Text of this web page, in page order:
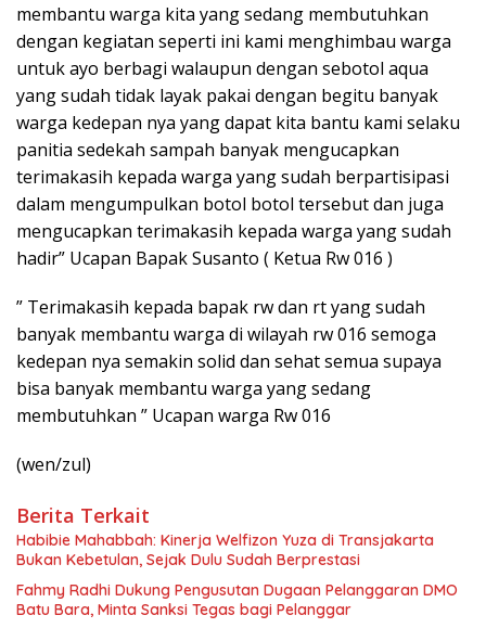
membantu warga kita yang sedang membutuhkan
dengan kegiatan seperti ini kami menghimbau warga
untuk ayo berbagi walaupun dengan sebotol aqua
yang sudah tidak layak pakai dengan begitu banyak
warga kedepan nya yang dapat kita bantu kami selaku
panitia sedekah sampah banyak mengucapkan
terimakasih kepada warga yang sudah berpartisipasi
dalam mengumpulkan botol botol tersebut dan juga
mengucapkan terimakasih kepada warga yang sudah
hadir” Ucapan Bapak Susanto ( Ketua Rw 016 )
” Terimakasih kepada bapak rw dan rt yang sudah
banyak membantu warga di wilayah rw 016 semoga
kedepan nya semakin solid dan sehat semua supaya
bisa banyak membantu warga yang sedang
membutuhkan ” Ucapan warga Rw 016
(wen/zul)
Berita Terkait
Habibie Mahabbah: Kinerja Welfizon Yuza di Transjakarta
Bukan Kebetulan, Sejak Dulu Sudah Berprestasi
Fahmy Radhi Dukung Pengusutan Dugaan Pelanggaran DMO
Batu Bara, Minta Sanksi Tegas bagi Pelanggar